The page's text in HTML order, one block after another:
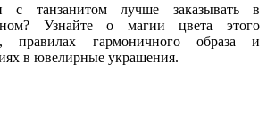
с танзанитом лучше заказывать в
Узнайте о магии цвета этого
правилах гармоничного образа и
в ювелирные украшения.